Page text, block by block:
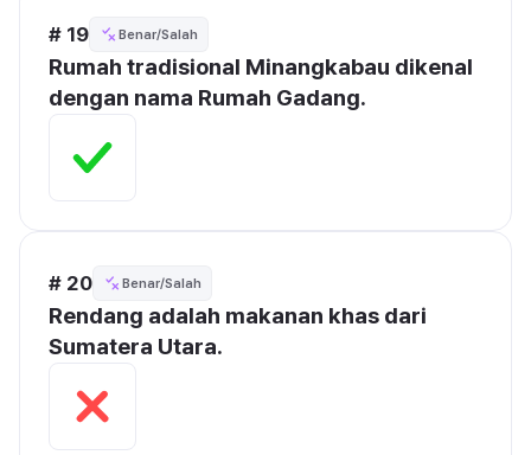
# 19 Benar/Salah
Rumah tradisional Minangkabau dikenal
dengan nama Rumah Gadang.
# 20 Benar/Salah
Rendang adalah makanan khas dari
Sumatera Utara.